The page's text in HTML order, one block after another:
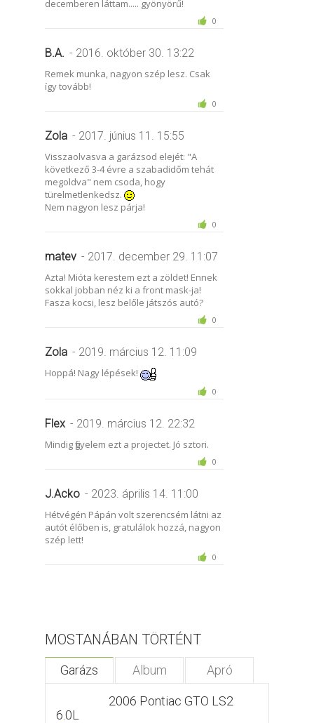
decemberen láttam..... gyönyörű!
0
B.A. - 2016. október 30. 13:22
Remek munka, nagyon szép lesz. Csak
így tovább!
0
Zola - 2017. június 11. 15:55
Visszaolvasva a garázsod elejét: "A
következő 3-4 évre a szabadidőm tehát
megoldva" nem csoda, hogy
türelmetlenkedsz.
Nem nagyon lesz párja!
0
matev - 2017. december 29. 11:07
Azta! Mióta kerestem ezt a zöldet! Ennek
sokkal jobban néz ki a front mask-ja!
Fasza kocsi, lesz belőle játszós autó?
0
Zola - 2019. március 12. 11:09
Hoppá! Nagy lépések!
0
Flex - 2019. március 12. 22:32
Mindig figyelem ezt a projectet. Jó sztori.
0
J.Acko - 2023. április 14. 11:00
Hétvégén Pápán volt szerencsém látni az
autót élőben is, gratulálok hozzá, nagyon
szép lett!
0
MOSTANÁBAN TÖRTÉNT
Garázs Album Apró
2006 Pontiac GTO LS2
6.0L